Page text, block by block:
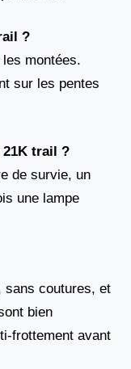
?
montées.
sur les pentes
trail ?
de survie, un
une lampe
sans coutures, et
bien
frottement avant